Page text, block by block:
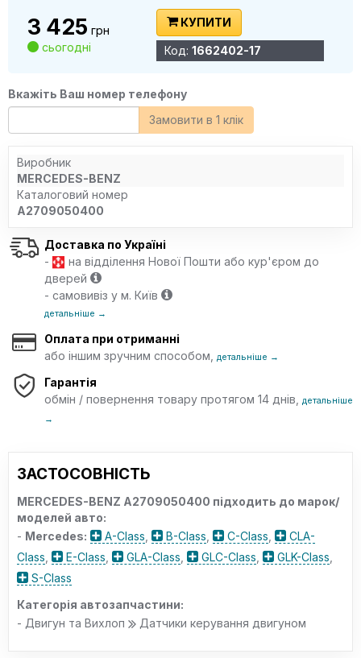
3 425 грн
сьогодні
КУПИТИ
Код: 1662402-17
Вкажіть Ваш номер телефону
Замовити в 1 клік
Виробник
MERCEDES-BENZ
Каталоговий номер
A2709050400
Доставка по Україні
-
на відділення Нової Пошти або кур'єром до
дверей
- самовивіз у м. Київ
детальніше →
Оплата при отриманні
або іншим зручним способом,
детальніше →
Гарантія
обмін / повернення товару протягом 14 днів,
детальніше
→
ЗАСТОСОВНІСТЬ
MERCEDES-BENZ A2709050400 підходить до марок/
моделей авто:
- Mercedes: A-Class B-Class C-Class
CLA-
Class
E-Class GLA-Class GLC-Class GLK-Class
S-Class
Категорія автозапчастини:
- Двигун та Вихлоп
Датчики керування двигуном